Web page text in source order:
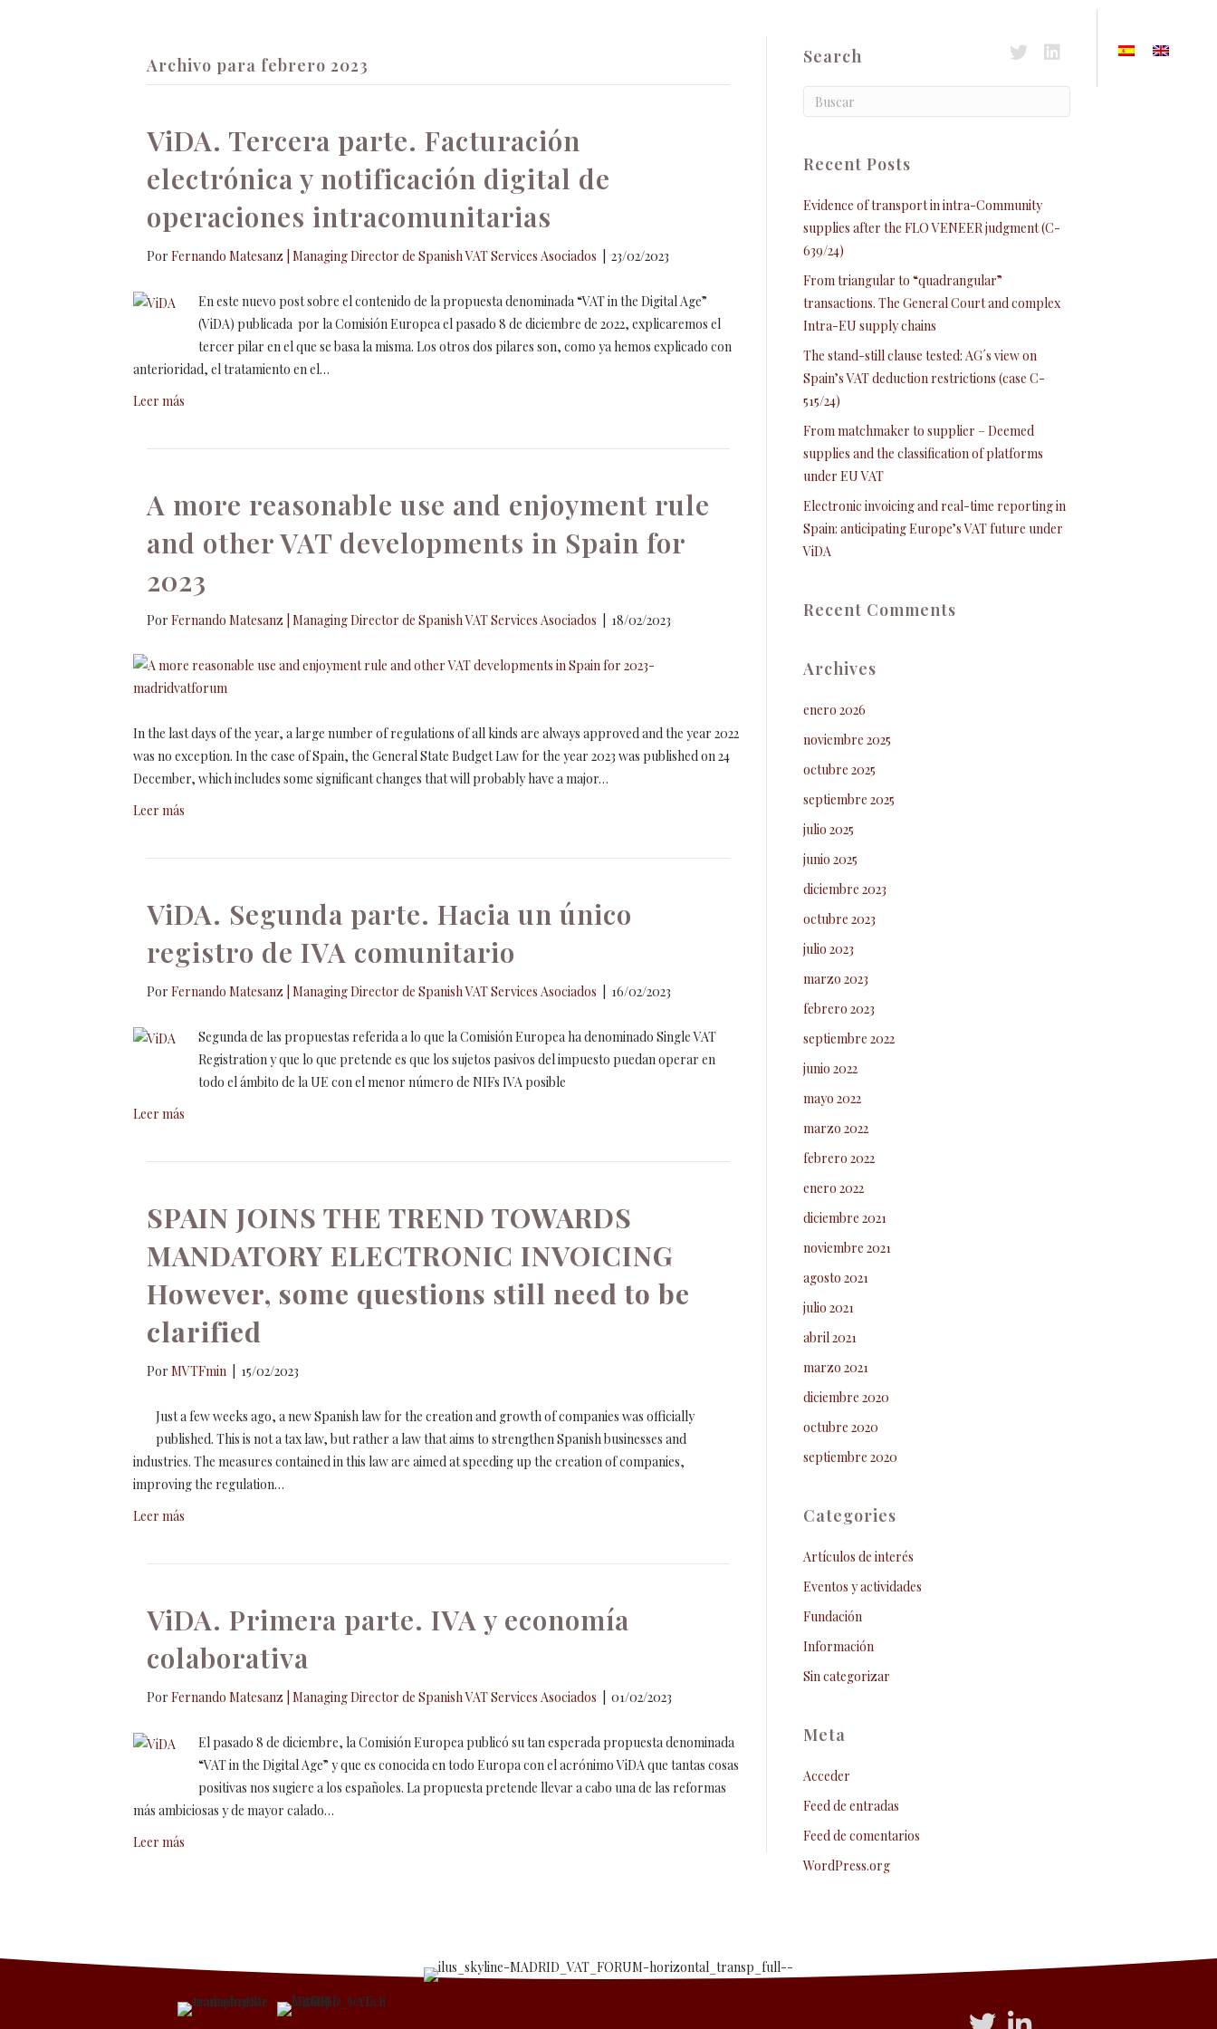
MADRID VAT FORUM 2024 Acceso a Twitter
Acceso a Linkedin
Archivo para febrero 2023
ViDA. Tercera parte. Facturación
electrónica y notificación digital de
operaciones intracomunitarias
Por Fernando Matesanz | Managing Director de Spanish VAT Services Asociados 23/02/2023
En este nuevo post sobre el contenido de la propuesta denominada “VAT in the Digital Age”
(ViDA) publicada por la Comisión Europea el pasado 8 de diciembre de 2022, explicaremos el
tercer pilar en el que se basa la misma. Los otros dos pilares son, como ya hemos explicado con
anterioridad, el tratamiento en el…
Leer más
A more reasonable use and enjoyment rule
and other VAT developments in Spain for
2023
Por Fernando Matesanz | Managing Director de Spanish VAT Services Asociados 18/02/2023
In the last days of the year, a large number of regulations of all kinds are always approved and the year 2022
was no exception. In the case of Spain, the General State Budget Law for the year 2023 was published on 24
December, which includes some significant changes that will probably have a major…
Leer más
ViDA. Segunda parte. Hacia un único
registro de IVA comunitario
Por Fernando Matesanz | Managing Director de Spanish VAT Services Asociados 16/02/2023
Segunda de las propuestas referida a lo que la Comisión Europea ha denominado Single VAT
Registration y que lo que pretende es que los sujetos pasivos del impuesto puedan operar en
todo el ámbito de la UE con el menor número de NIFs IVA posible
Leer más
SPAIN JOINS THE TREND TOWARDS
MANDATORY ELECTRONIC INVOICING
However, some questions still need to be
clarified
Por MVTFmin 15/02/2023
Just a few weeks ago, a new Spanish law for the creation and growth of companies was officially
published. This is not a tax law, but rather a law that aims to strengthen Spanish businesses and
industries. The measures contained in this law are aimed at speeding up the creation of companies,
improving the regulation…
Leer más
ViDA. Primera parte. IVA y economía
colaborativa
Por Fernando Matesanz | Managing Director de Spanish VAT Services Asociados 01/02/2023
El pasado 8 de diciembre, la Comisión Europea publicó su tan esperada propuesta denominada
“VAT in the Digital Age” y que es conocida en todo Europa con el acrónimo ViDA que tantas cosas
positivas nos sugiere a los españoles. La propuesta pretende llevar a cabo una de las reformas
más ambiciosas y de mayor calado…
Leer más
Search
Recent Posts
Evidence of transport in intra-Community
supplies after the FLO VENEER judgment (C-
639/24)
From triangular to “quadrangular”
transactions. The General Court and complex
Intra-EU supply chains
The stand-still clause tested: AG´s view on
Spain’s VAT deduction restrictions (case C-
515/24)
From matchmaker to supplier – Deemed
supplies and the classification of platforms
under EU VAT
Electronic invoicing and real-time reporting in
Spain: anticipating Europe’s VAT future under
ViDA
Recent Comments
Archives
enero 2026
noviembre 2025
octubre 2025
septiembre 2025
julio 2025
junio 2025
diciembre 2023
octubre 2023
julio 2023
marzo 2023
febrero 2023
septiembre 2022
junio 2022
mayo 2022
marzo 2022
febrero 2022
enero 2022
diciembre 2021
noviembre 2021
agosto 2021
julio 2021
abril 2021
marzo 2021
diciembre 2020
octubre 2020
septiembre 2020
Categories
Artículos de interés
Eventos y actividades
Fundación
Información
Sin categorizar
Meta
Acceder
Feed de entradas
Feed de comentarios
WordPress.org
Acceso a Twitter
Acceso a Linkedin